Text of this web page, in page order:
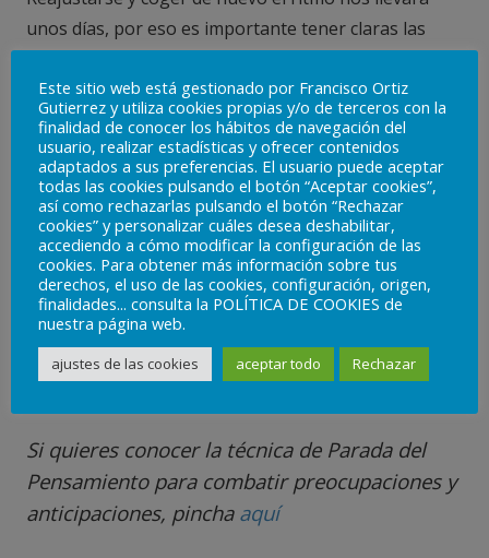
unos días, por eso es importante tener claras las
evitar agobiarnos.
Por otro lado, anticipar lo dura que será la vuelta, y la
cantidad de trabajo a la que nos tendremos que
enfrentar, no ayuda mucho. Darle vueltas a las cosas
antes de que sucedan no suele ayudar mucho, es
preferible establecer para ellas un espacio y un
tiempo, para así organizarnos y abordar la situación
de la mejor manera posible.
Si quieres saber más sobre la anticipación,
Si quieres conocer la técnica de Parada del
Pensamiento para combatir preocupaciones y
anticipaciones, pincha aquí
Este sitio web está gestionado por Francisco Ortiz
Gutierrez y utiliza cookies propias y/o de terceros con la
finalidad de conocer los hábitos de navegación del
usuario, realizar estadísticas y ofrecer contenidos
adaptados a sus preferencias. El usuario puede aceptar
todas las cookies pulsando el botón “Aceptar cookies”,
así como rechazarlas pulsando el botón “Rechazar
cookies” y personalizar cuáles desea deshabilitar,
accediendo a cómo modificar la configuración de las
cookies. Para obtener más información sobre tus
derechos, el uso de las cookies, configuración, origen,
finalidades... consulta la POLÍTICA DE COOKIES de
nuestra página web.
ajustes de las cookies aceptar todo Rechazar